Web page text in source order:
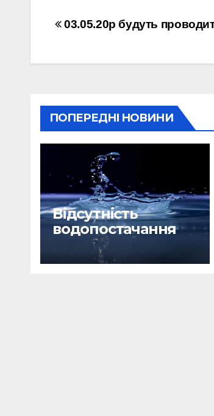
Навігація
03.05.20р будуть
ПОПЕРЕДНІ НОВИНИ
Відсутність
водопостачання
29.06.26